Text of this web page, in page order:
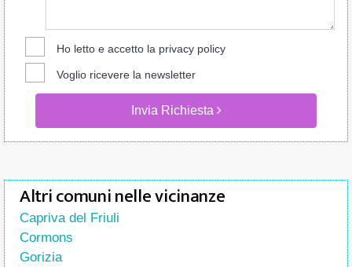
Ho letto e accetto la privacy policy
Voglio ricevere la newsletter
Invia Richiesta
Altri comuni nelle vicinanze
Capriva del Friuli
Cormons
Gorizia